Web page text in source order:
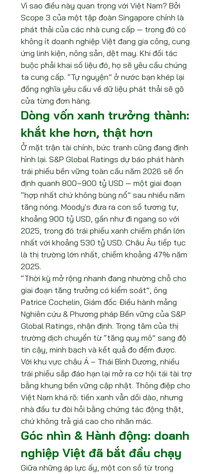
Vì sao điều này quan trọng với Việt Nam? Bởi
Scope 3 của một tập đoàn Singapore chính là
phát thải của các nhà cung cấp — trong đó có
không ít doanh nghiệp Việt đang gia công, cung
ứng linh kiện, nông sản, dệt may. Khi đối tác
buộc phải khai số liệu đó, họ sẽ yêu cầu chúng
ta cung cấp. “Tự nguyện” ở nước bạn khép lại
đồng nghĩa yêu cầu về dữ liệu phát thải sẽ gõ
cửa từng đơn hàng.
Dòng vốn xanh trưởng thành:
khắt khe hơn, thật hơn
Ở mặt trận tài chính, bức tranh cũng đang định
hình lại. S&P Global Ratings dự báo phát hành
trái phiếu bền vững toàn cầu năm 2026 sẽ ổn
định quanh 800–900 tỷ USD — một giai đoạn
“hợp nhất chứ không bùng nổ” sau nhiều năm
tăng nóng. Moody's đưa ra con số tương tự,
khoảng 900 tỷ USD, gần như đi ngang so với
2025, trong đó trái phiếu xanh chiếm phần lớn
nhất với khoảng 530 tỷ USD. Châu Âu tiếp tục
là thị trường lớn nhất, chiếm khoảng 47% năm
2025.
“Thời kỳ mở rộng nhanh đang nhường chỗ cho
giai đoạn tăng trưởng có kiểm soát”, ông
Patrice Cochelin, Giám đốc Điều hành mảng
Nghiên cứu & Phương pháp Bền vững của S&P
Global Ratings, nhận định. Trọng tâm của thị
trường dịch chuyển từ “tăng quy mô” sang độ
tin cậy, minh bạch và kết quả đo đếm được.
Với khu vực châu Á – Thái Bình Dương, nhiều
trái phiếu sắp đáo hạn lại mở ra cơ hội tái tài trợ
bằng khung bền vững cập nhật. Thông điệp cho
Việt Nam khá rõ: tiền xanh vẫn dồi dào, nhưng
nhà đầu tư đòi hỏi bằng chứng tác động thật,
chứ không trả giá cao cho nhãn mác.
Góc nhìn & Hành động: doanh
nghiệp Việt đã bắt đầu chạy
Giữa những áp lực ấy, một con số từ trong